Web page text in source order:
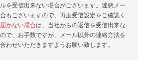
を受信出来ない場合がございます。迷惑メー
もございますので、再度受信設定をご確認く
かない場合は、当社からの返信を受信出来な
で、お手数ですが、メール以外の連絡方法を
わせいただきますようお願い致します。